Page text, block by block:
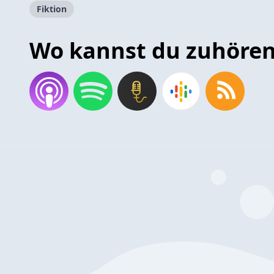
Fiktion
Wo kannst du